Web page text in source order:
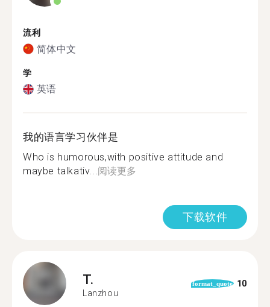
流利
简体中文
学
英语
我的语言学习伙伴是
Who is humorous,with positive attitude and
maybe talkativ...阅读更多
下载软件
T.
Lanzhou
format_quote 10